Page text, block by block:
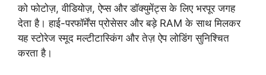
को फोटोज़, वीडियोज़, ऐप्स और डॉक्युमेंट्स के लिए भरपूर जगह
देता है। हाई-परफॉर्मेंस प्रोसेसर और बड़े RAM के साथ मिलकर
यह स्टोरेज स्मूद मल्टीटास्किंग और तेज़ ऐप लोडिंग सुनिश्चित
करता है।